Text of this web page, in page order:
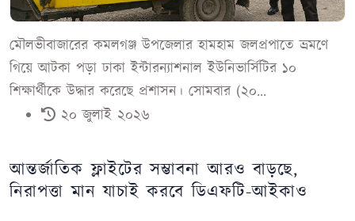
মৌলভীবাজারের কমলগঞ্জ উপজেলার হামহাম জলপ্রপাতে ভ্রমণে
গিয়ে আটকা পড়া ঢাকা ইন্টারন্যাশনাল ইউনিভার্সিটির ১০
শিক্ষার্থীকে উদ্ধার করেছে প্রশাসন। সোমবার (২০...
২০ জুলাই ২০২৬
আন্তর্জাতিক ফ্লাইটের সম্ভাবনা আরও বাড়ছে,
নিরাপত্তা মান যাচাই করবে ডিএফটি-আইকাও